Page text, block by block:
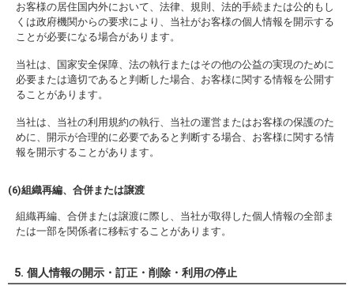
お客様の居住国内外において、法律、規則、法的手続または公的もし
くは政府機関からの要求により、当社がお客様の個人情報を開示する
ことが必要になる場合があります。
当社は、国家安全保障、法の執行またはその他の公益の実現のために
必要または適切であると判断した場合、お客様に関する情報を公開す
ることがあります。
当社は、当社の利用規約の執行、当社の運営またはお客様の保護のた
めに、開示が合理的に必要であると判断する場合、お客様に関する情
報を開示することがあります。
(6)組織再編、合併または譲渡
組織再編、合併または譲渡に際し、当社が取得した個人情報の全部ま
たは一部を関係者に移転することがあります。
5. 個人情報の開示・訂正・削除・利用の停止